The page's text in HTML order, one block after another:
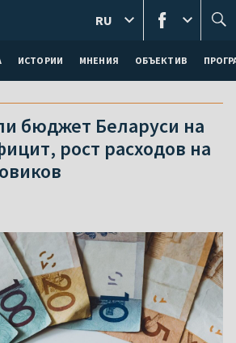
ИСТОРИИ МНЕНИЯ ОБЪЕКТИВ
RU
бюджет Беларуси на
рост расходов на